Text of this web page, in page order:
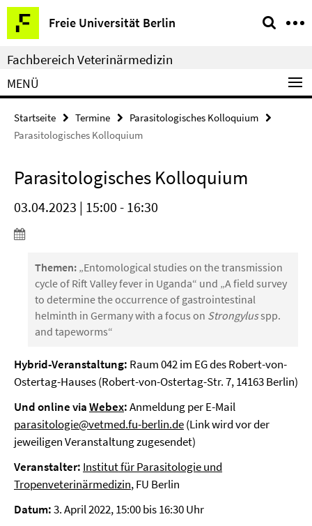
Springe
direkt
zu
Inhalt
Freie Universität Berlin
Service-
Navigation
Fachbereich Veterinärmedizin
MENÜ
Startseite Termine
Parasitologisches Kolloquium
Parasitologisches Kolloquium
Parasitologisches Kolloquium
03.04.2023 | 15:00 - 16:30
Themen: „Entomological studies on the transmission
cycle of Rift Valley fever in Uganda“ und „A field survey
to determine the occurrence of gastrointestinal
helminth in Germany with a focus on Strongylusspp.
and tapeworms“
Hybrid-Veranstaltung: Raum 042 im EG des Robert-von-
Ostertag-Hauses (Robert-von-Ostertag-Str. 7, 14163 Berlin)
Und online viaWebex:Anmeldung per E-Mail
parasitologie@vetmed.fu-berlin.de(Link wird vor der
jeweiligen Veranstaltung zugesendet)
Veranstalter: Institut für Parasitologie und
Tropenveterinärmedizin, FU Berlin
Datum:3. April 2022, 15:00 bis 16:30 Uhr